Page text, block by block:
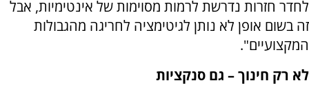
לחדר חזרות נדרשת לרמות מסוימות של אינטימיות, אבל
זה בשום אופן לא נותן לגיטימציה לחריגה מהגבולות
המקצועיים".
לא רק חינוך – גם סנקציות